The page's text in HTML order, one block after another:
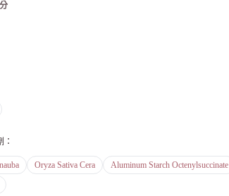
：
Oryza Sativa Cera Aluminum Starch Octenylsuccinate